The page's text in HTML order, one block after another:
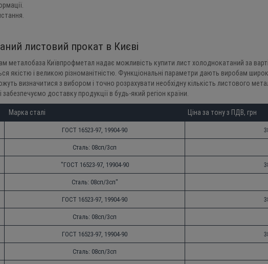
листовий прокат в Києві
металобаза Київпрофметал надає можливість купити лист холоднокатаний за
якістю і великою різноманітністю. Функціональні параметри дають виробам
визначитися з вибором і точно розрахувати необхідну кількість листового
забезпечуємо доставку продукції в будь-який регіон країни.
Марка сталі Ціна за тону з ПДВ, грн
ГОСТ 16523-97, 19904-90
Сталь: 08сп/3сп
"ГОСТ 16523-97, 19904-90
Сталь: 08сп/3сп"
ГОСТ 16523-97, 19904-90
Сталь: 08сп/3сп
ГОСТ 16523-97, 19904-90
Сталь: 08сп/3сп